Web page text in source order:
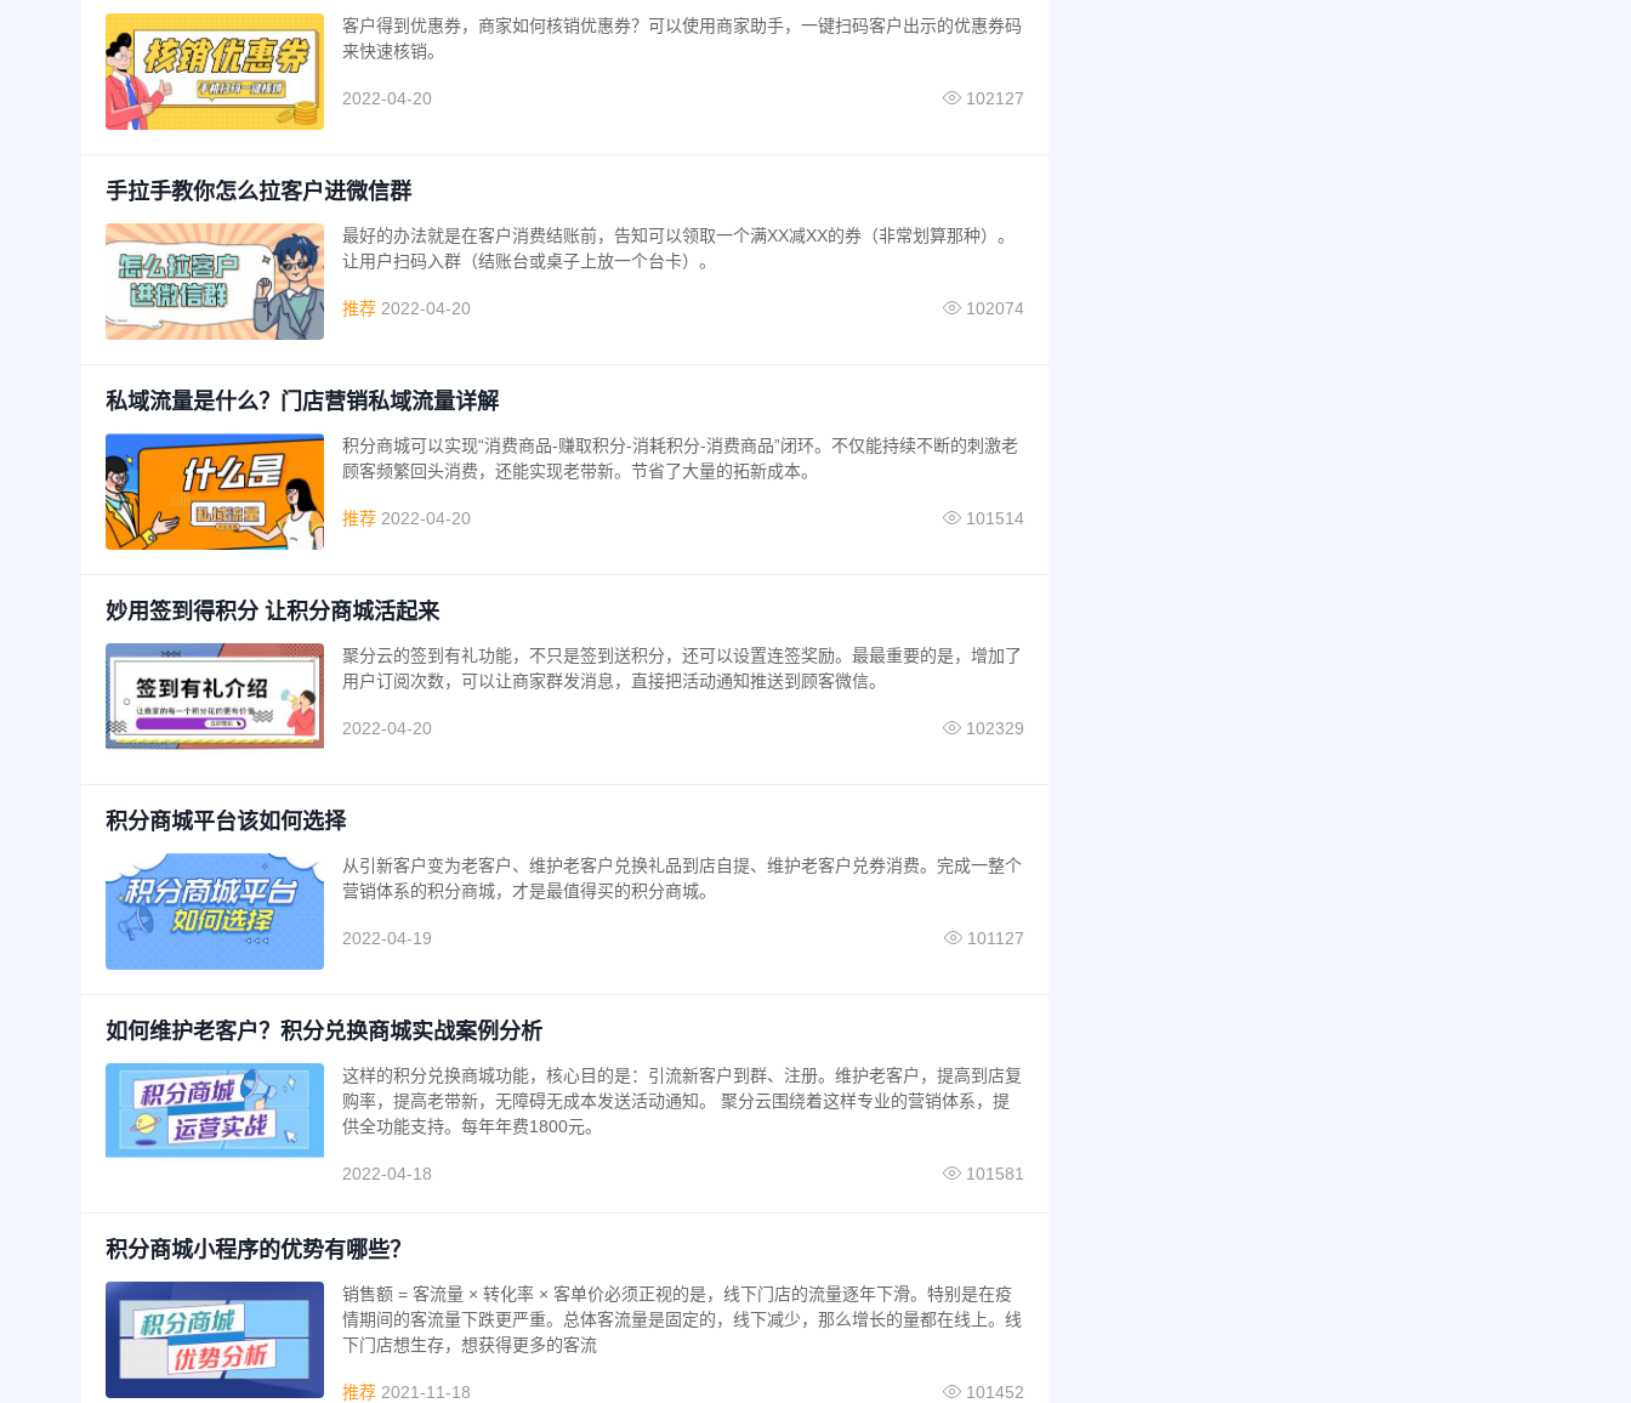
客户得到优惠券，商家如何核销优惠券？可以使用商家助手，一键扫码客户出示的优惠券码
来快速核销。
2022-04-20 102127
手拉手教你怎么拉客户进微信群
最好的办法就是在客户消费结账前，告知可以领取一个满XX减XX的券（非常划算那种）。
让用户扫码入群（结账台或桌子上放一个台卡）。
推荐 2022-04-20 102074
私域流量是什么？门店营销私域流量详解
积分商城可以实现“消费商品-赚取积分-消耗积分-消费商品”闭环。不仅能持续不断的刺激老
顾客频繁回头消费，还能实现老带新。节省了大量的拓新成本。
推荐 2022-04-20 101514
妙用签到得积分 让积分商城活起来
聚分云的签到有礼功能，不只是签到送积分，还可以设置连签奖励。最最重要的是，增加了
用户订阅次数，可以让商家群发消息，直接把活动通知推送到顾客微信。
2022-04-20 102329
积分商城平台该如何选择
从引新客户变为老客户、维护老客户兑换礼品到店自提、维护老客户兑券消费。完成一整个
营销体系的积分商城，才是最值得买的积分商城。
2022-04-19 101127
如何维护老客户？积分兑换商城实战案例分析
这样的积分兑换商城功能，核心目的是：引流新客户到群、注册。维护老客户，提高到店复
购率，提高老带新，无障碍无成本发送活动通知。 聚分云围绕着这样专业的营销体系，提
供全功能支持。每年年费1800元。
2022-04-18 101581
积分商城小程序的优势有哪些？
销售额 = 客流量 × 转化率 × 客单价必须正视的是，线下门店的流量逐年下滑。特别是在疫
情期间的客流量下跌更严重。总体客流量是固定的，线下减少，那么增长的量都在线上。线
下门店想生存，想获得更多的客流
推荐 2021-11-18 101452